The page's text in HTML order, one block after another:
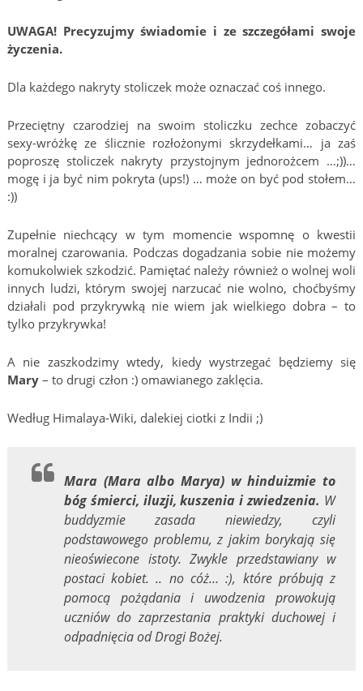
UWAGA! Precyzujmy świadomie i ze szczegółami swoje
życzenia.
Dla każdego nakryty stoliczek może oznaczać coś innego.
Przeciętny czarodziej na swoim stoliczku zechce zobaczyć
sexy-wróżkę ze ślicznie rozłożonymi skrzydełkami… ja zaś
poproszę stoliczek nakryty przystojnym jednorożcem …;))…
mogę i ja być nim pokryta (ups!) … może on być pod stołem…
:))
Zupełnie niechcący w tym momencie wspomnę o kwestii
moralnej czarowania. Podczas dogadzania sobie nie możemy
komukolwiek szkodzić. Pamiętać należy również o wolnej woli
innych ludzi, którym swojej narzucać nie wolno, choćbyśmy
działali pod przykrywką nie wiem jak wielkiego dobra – to
tylko przykrywka!
A nie zaszkodzimy wtedy, kiedy wystrzegać będziemy się
Mary– to drugi człon :) omawianego zaklęcia.
Według Himalaya-Wiki, dalekiej ciotki z Indii ;)
Mara (Mara albo Marya) w hinduizmie to
bóg śmierci, iluzji, kuszenia i zwiedzenia. W
buddyzmie zasada niewiedzy, czyli
podstawowego problemu, z jakim borykają się
nieoświecone istoty. Zwykle przedstawiany w
postaci kobiet. .. no cóż… :), które próbują z
pomocą pożądania i uwodzenia prowokują
uczniów do zaprzestania praktyki duchowej i
odpadnięcia od Drogi Bożej.